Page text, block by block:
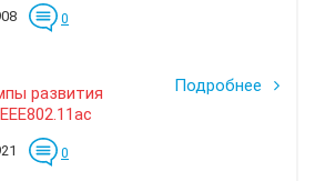
0
Подробнее
развития
0